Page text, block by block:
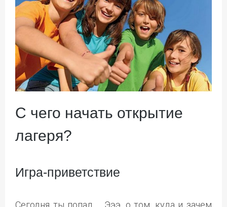
С чего начать открытие
лагеря?
Игра-приветствие
Сегодня ты попал … Эээ, о том, куда и зачем